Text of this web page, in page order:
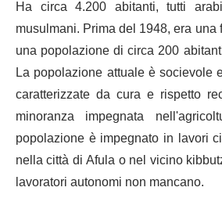
Ha circa 4.200 abitanti, tutti
musulmani. Prima del 1948, era
una popolazione di circa 200
La popolazione attuale è socievole
caratterizzate da cura e rispetto
minoranza impegnata
popolazione è impegnato in lavori
nella città di Afula o nel vicino
lavoratori autonomi non mancano.